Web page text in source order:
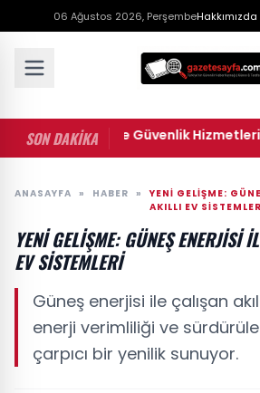
06 Ağustos 2026, PerşembeHakkımızda
SON DAKİKA
• Ceza İnfaz ve Güvenlik Hizmetleri
ANASAYFA » HABER »
YENI GELIŞME:
AKILLI EV
YENI GELIŞME: GÜNEŞ ENERJISI
EV SISTEMLERI
Güneş enerjisi ile çalışan
enerji verimliliği ve
çarpıcı bir yenilik sunuyor.